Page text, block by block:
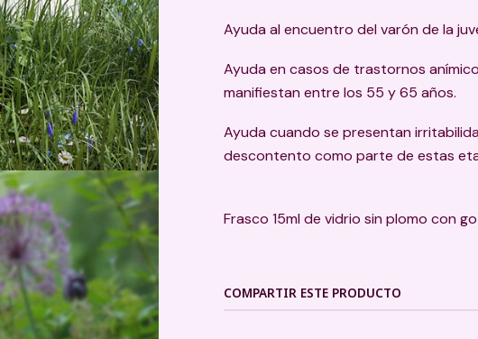
Ayuda al encuentro del varón de la
Ayuda en casos de trastornos
manifiestan entre los 55 y 65 años.
Ayuda cuando se presentan
descontento como parte de estas
Frasco 15ml de vidrio sin plomo con
COMPARTIR ESTE PRODUCTO